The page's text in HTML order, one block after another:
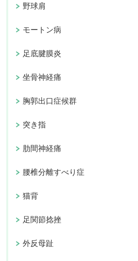
野球肩
モートン病
足底腱膜炎
坐骨神経痛
胸郭出口症候群
突き指
肋間神経痛
腰椎分離すべり症
猫背
足関節捻挫
外反母趾